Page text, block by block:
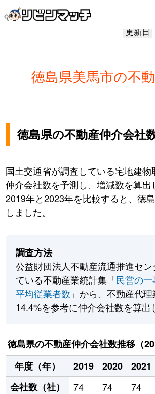
更新日
徳島県美馬市の不
徳島県の不動産仲介会社
国土交通省が調査している宅地建物
仲介会社数を予測し、増減数を算出
2019年と2023年を比較すると、徳
しました。
調査方法
公益財団法人不動産流通推進セン
ている不動産業統計集「民営の一
平均従業者数 」から、不動産代理
14.4%を参考に仲介会社数を算出
徳島県の不動産仲介会社数推移（
年度（年）
2019 2020 2021
会社数（社）
74 74 74